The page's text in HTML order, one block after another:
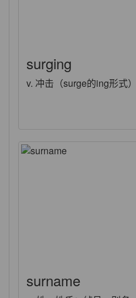
surging
v. 冲击（surge的ing形式
surname